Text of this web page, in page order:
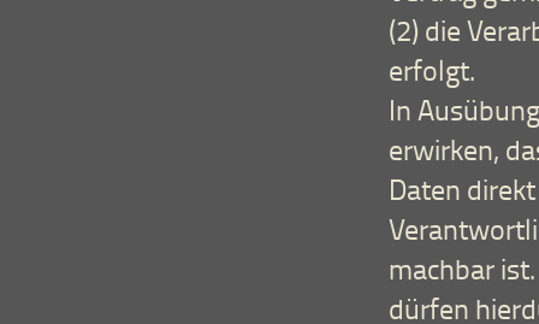
(2) die
erfolgt.
In
erwirken,
Daten
machbar
dürfen